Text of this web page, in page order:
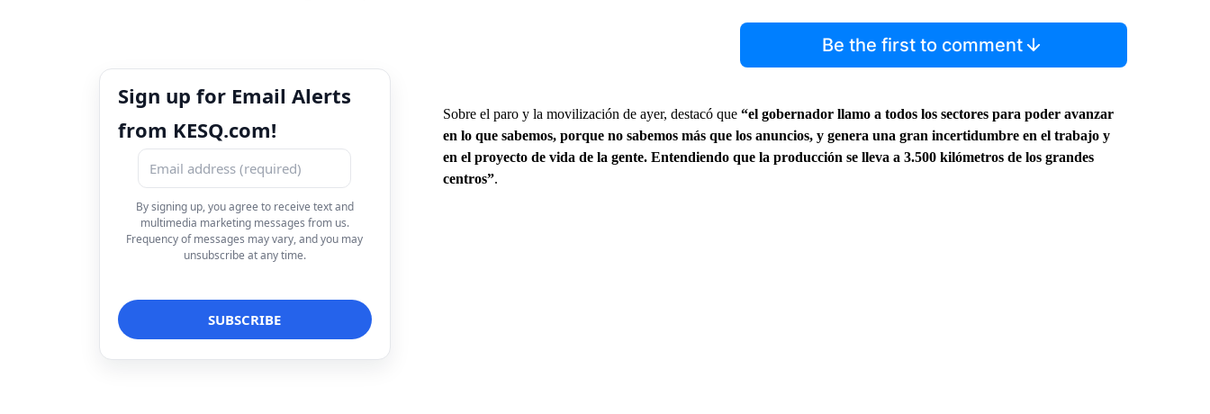
Sign up for Email Alerts
from KESQ.com!
By signing up, you agree to receive text and
multimedia marketing messages from us.
Frequency of messages may vary, and you may
unsubscribe at any time.
Be the first to comment
Sobre el paro y la movilización de ayer, destacó que “el gobernador llamo a todos los sectores para poder avanzar
en lo que sabemos, porque no sabemos más que los anuncios, y genera una gran incertidumbre en el trabajo y
en el proyecto de vida de la gente. Entendiendo que la producción se lleva a 3.500 kilómetros de los grandes
centros”.